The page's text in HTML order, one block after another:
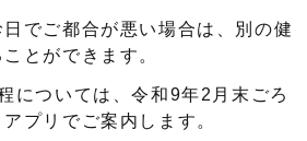
でご都合が悪い場合は、別の健
とができます。
については、令和9年2月末ごろ
プリでご案内します。